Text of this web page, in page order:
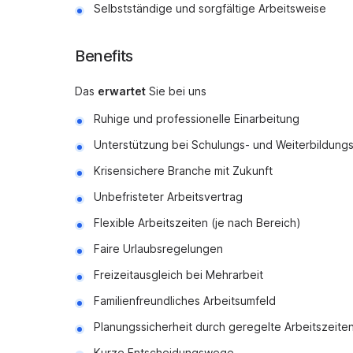
Selbstständige und sorgfältige Arbeitsweise
Benefits
Das erwartet Sie bei uns
Ruhige und professionelle Einarbeitung
Unterstützung bei Schulungs- und
Krisensichere Branche mit Zukunft
Unbefristeter Arbeitsvertrag
Flexible Arbeitszeiten (je nach Bereich)
Faire Urlaubsregelungen
Freizeitausgleich bei Mehrarbeit
Familienfreundliches Arbeitsumfeld
Planungssicherheit durch geregelte Arbeitszeiten